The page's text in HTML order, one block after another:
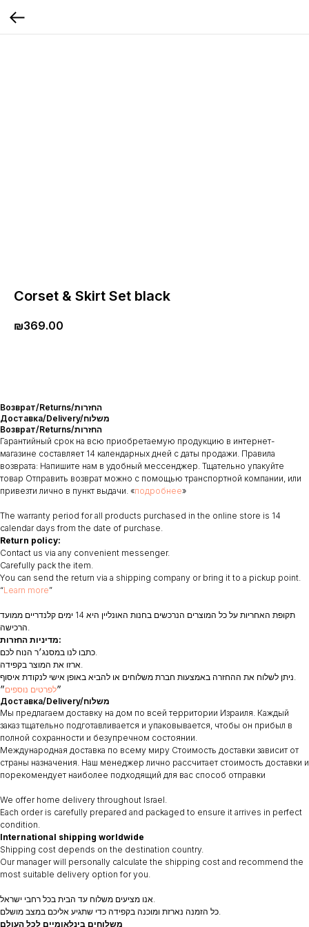
Corset & Skirt Set black
₪369.00
Возврат/Returns/החזרות
Доставка/Delivery/משלוח
Возврат/Returns/החזרות
Гарантийный срок на всю приобретаемую продукцию в интернет-
магазине составляет 14 календарных дней с даты продажи. Правила
возврата: Напишите нам в удобный мессенджер. Тщательно упакуйте
товар Отправить возврат можно с помощью транспортной компании, или
привезти лично в пункт выдачи. «подробнее»
The warranty period for all products purchased in the online store is 14
calendar days from the date of purchase.
Return policy:
Contact us via any convenient messenger.
Carefully pack the item.
You can send the return via a shipping company or bring it to a pickup point.
“Learn more”
תקופת האחריות על כל המוצרים הנרכשים בחנות האונליין היא 14 ימים קלנדריים ממועד
הרכישה.
מדיניות החזרות:
כתבו לנו במסנג׳ר הנוח לכם.
ארזו את המוצר בקפידה.
ניתן לשלוח את ההחזרה באמצעות חברת משלוחים או להביא באופן אישי לנקודת איסוף.
״לפרטים נוספים״
Доставка/Delivery/משלוח
Мы предлагаем доставку на дом по всей территории Израиля. Каждый
заказ тщательно подготавливается и упаковывается, чтобы он прибыл в
полной сохранности и безупречном состоянии.
Международная доставка по всему миру Стоимость доставки зависит от
страны назначения. Наш менеджер лично рассчитает стоимость доставки и
порекомендует наиболее подходящий для вас способ отправки
We offer home delivery throughout Israel.
Each order is carefully prepared and packaged to ensure it arrives in perfect
condition.
International shipping worldwide
Shipping cost depends on the destination country.
Our manager will personally calculate the shipping cost and recommend the
most suitable delivery option for you.
אנו מציעים משלוח עד הבית בכל רחבי ישראל.
כל הזמנה נארזת ומוכנה בקפידה כדי שתגיע אליכם במצב מושלם.
משלוחים בינלאומיים לכל העולם